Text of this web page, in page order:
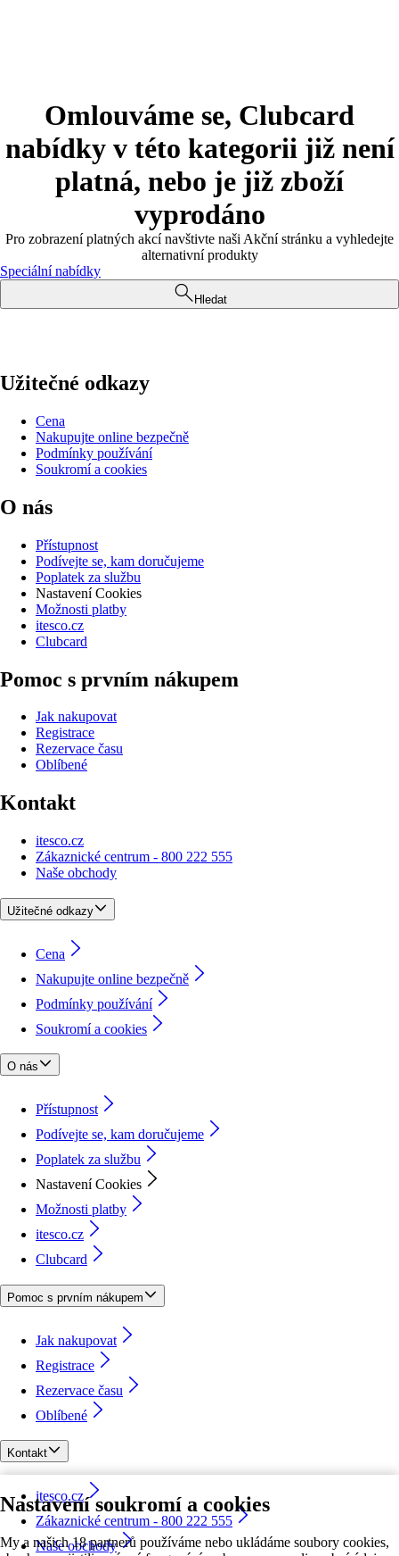
Nastavení soukromí a cookies
My a našich 18 partnerů používáme nebo ukládáme soubory cookies,
Omlouváme se, Clubcard
nabídky v této kategorii již není
platná, nebo je již zboží
vyprodáno
Pro zobrazení platných akcí navštivte naši Akční stránku a vyhledejte
alternativní produkty
Speciální nabídky
Hledat
Užitečné odkazy
Cena
Nakupujte online bezpečně
Podmínky používání
Soukromí a cookies
O nás
Přístupnost
Podívejte se, kam doručujeme
Poplatek za službu
Nastavení Cookies
Možnosti platby
itesco.cz
Clubcard
Pomoc s prvním nákupem
Jak nakupovat
Registrace
Rezervace času
Oblíbené
Kontakt
itesco.cz
Zákaznické centrum - 800 222 555
Naše obchody
Užitečné odkazy
Cena
Nakupujte online bezpečně
Podmínky používání
Soukromí a cookies
O nás
Přístupnost
Podívejte se, kam doručujeme
Poplatek za službu
Nastavení Cookies
Možnosti platby
itesco.cz
Clubcard
Pomoc s prvním nákupem
Jak nakupovat
Registrace
Rezervace času
Oblíbené
Kontakt
itesco.cz
Zákaznické centrum - 800 222 555
Naše obchody